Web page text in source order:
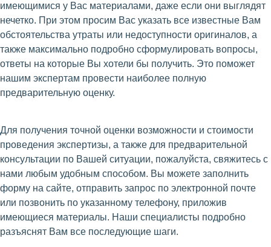
имеющимися у Вас материалами, даже если они выглядят
нечетко. При этом просим Вас указать все известные Вам
обстоятельства утраты или недоступности оригиналов, а
также максимально подробно сформулировать вопросы,
ответы на которые Вы хотели бы получить. Это поможет
нашим экспертам провести наиболее полную
предварительную оценку.
Для получения точной оценки возможности и стоимости
проведения экспертизы, а также для предварительной
консультации по Вашей ситуации, пожалуйста, свяжитесь с
нами любым удобным способом. Вы можете заполнить
форму на сайте, отправить запрос по электронной почте
или позвонить по указанному телефону, приложив
имеющиеся материалы. Наши специалисты подробно
разъяснят Вам все последующие шаги.